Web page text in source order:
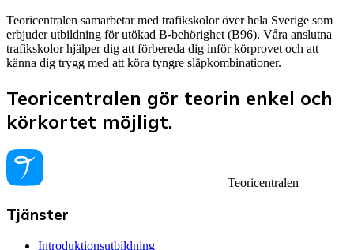
Teoricentralen samarbetar med trafikskolor över hela Sverige som
erbjuder utbildning för utökad B-behörighet (B96). Våra anslutna
trafikskolor hjälper dig att förbereda dig inför körprovet och att
känna dig trygg med att köra tyngre släpkombinationer.
Teoricentralen gör teorin enkel och
körkortet möjligt.
Teoricentralen
Tjänster
Introduktionsutbildning